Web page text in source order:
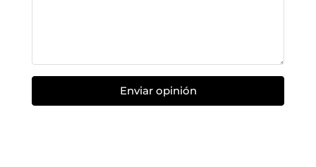
Enviar opinión